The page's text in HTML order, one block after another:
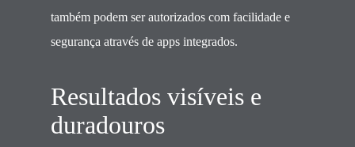
também podem ser autorizados com facilidade e
segurança através de apps integrados.
Resultados visíveis e
duradouros